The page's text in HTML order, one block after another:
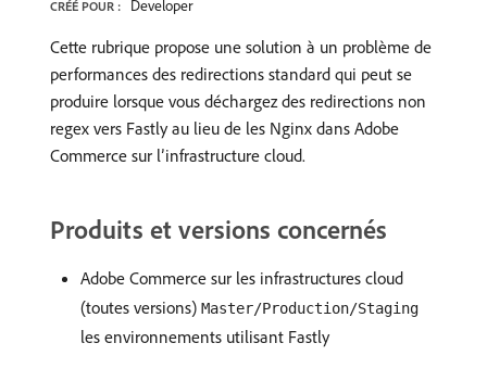
CRÉÉ POUR : Developer
Cette rubrique propose une solution à un problème de
performances des redirections standard qui peut se
produire lorsque vous déchargez des redirections non
regex vers Fastly au lieu de les Nginx dans Adobe
Commerce sur l’infrastructure cloud.
Produits et versions concernés
Adobe Commerce sur les infrastructures cloud
(toutes versions) Master/Production/Staging
les environnements utilisant Fastly